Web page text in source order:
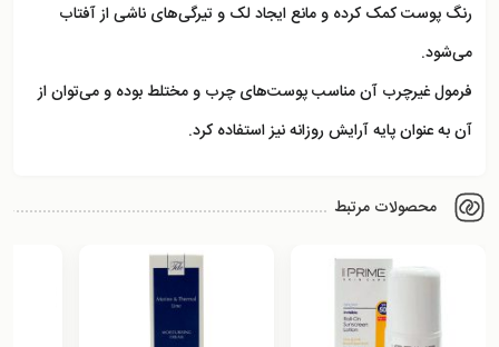
رنگ پوستکمک کرده و مانع ایجاد لک و تیرگی‌های ناشی از آفتاب
می‌شود.
فرمول غیرچرب آن مناسبپوست‌های چرب و مختلطبوده و می‌توان از
آن به عنوان پایه آرایش روزانه نیز استفاده کرد.
محصولات مرتبط